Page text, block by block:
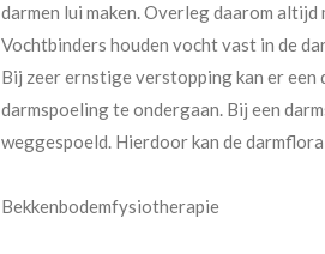
darmen lui maken. Overleg daarom altijd
Vochtbinders houden vocht vast in de
Bij zeer ernstige verstopping kan er een
darmspoeling te ondergaan. Bij een
weggespoeld. Hierdoor kan de
Bekkenbodemfysiotherapie